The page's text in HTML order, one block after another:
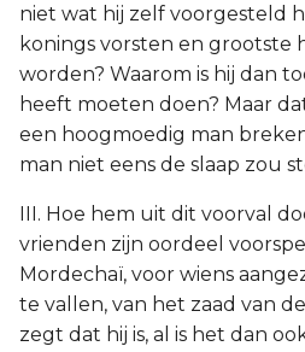
niet wat hij zelf voorgesteld
konings vorsten en grootste
worden? Waarom is hij dan
heeft moeten doen? Maar
een hoogmoedig man
man niet eens de slaap zou
III. Hoe hem uit dit voorval
vrienden zijn oordeel
Mordechaï, voor wiens
te vallen, van het zaad van
zegt dat hij is, al is het dan